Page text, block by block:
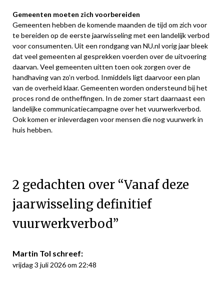
Gemeenten moeten zich voorbereiden
Gemeenten hebben de komende maanden de tijd om zich voor
te bereiden op de eerste jaarwisseling met een landelijk verbod
voor consumenten. Uit een rondgang van NU.nl vorig jaar bleek
dat veel gemeenten al gesprekken voerden over de uitvoering
daarvan. Veel gemeenten uitten toen ook zorgen over de
handhaving van zo’n verbod. Inmiddels ligt daarvoor een plan
van de overheid klaar. Gemeenten worden ondersteund bij het
proces rond de ontheffingen. In de zomer start daarnaast een
landelijke communicatiecampagne over het vuurwerkverbod.
Ook komen er inleverdagen voor mensen die nog vuurwerk in
huis hebben.
2 gedachten over “Vanaf deze
jaarwisseling definitief
vuurwerkverbod”
Martin Tol schreef:
vrijdag 3 juli 2026 om 22:48